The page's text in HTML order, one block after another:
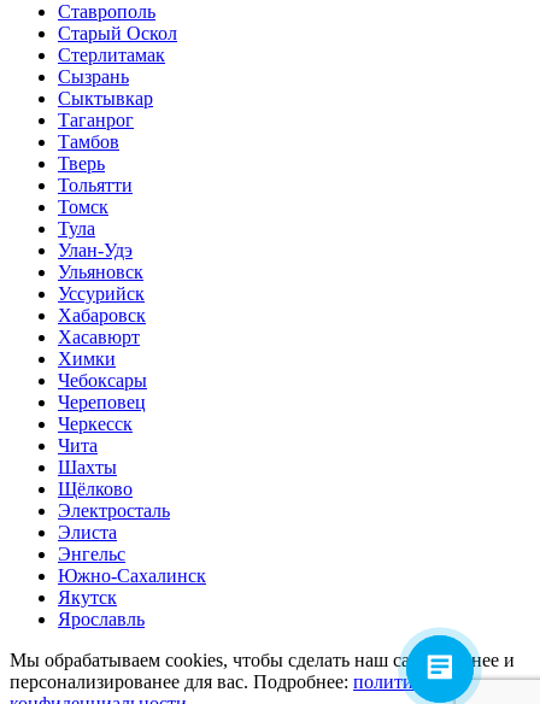
Ставрополь
Старый Оскол
Стерлитамак
Сызрань
Сыктывкар
Таганрог
Тамбов
Тверь
Тольятти
Томск
Тула
Улан-Удэ
Ульяновск
Уссурийск
Хабаровск
Хасавюрт
Химки
Чебоксары
Череповец
Черкесск
Чита
Шахты
Щёлково
Электросталь
Элиста
Энгельс
Южно-Сахалинск
Якутск
Ярославль
Мы обрабатываем cookies, чтобы сделать наш сайт удобнее и
персонализированее для вас. Подробнее: политика